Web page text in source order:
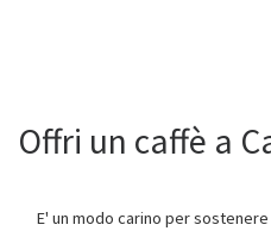
Offri un caffè a
E' un modo carino per